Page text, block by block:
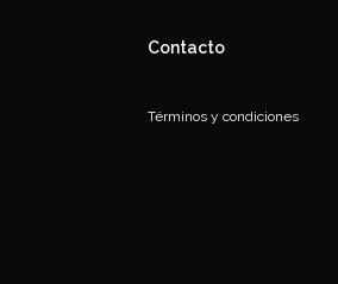
Contacto
Términos y condiciones